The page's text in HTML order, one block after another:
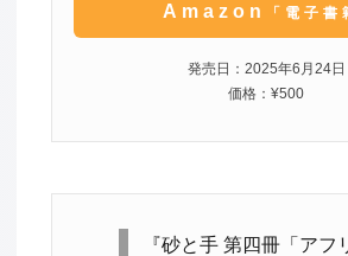
Amazon 「電子書
発売日：2025年6月24日
価格：¥500
『砂と手 第四冊「アフ